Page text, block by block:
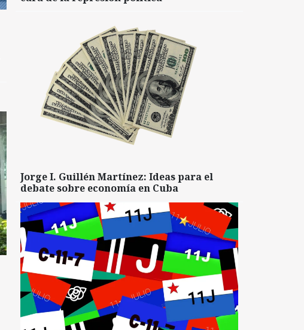
Jorge I. Guillén Martínez: Ideas para el
debate sobre economía en Cuba